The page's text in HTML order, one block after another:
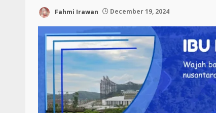
Fahmi Irawan December 19, 2024